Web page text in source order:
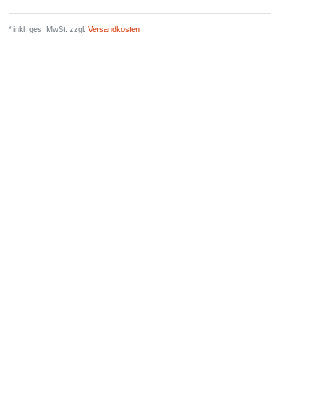
* inkl. ges. MwSt. zzgl. Versandkosten